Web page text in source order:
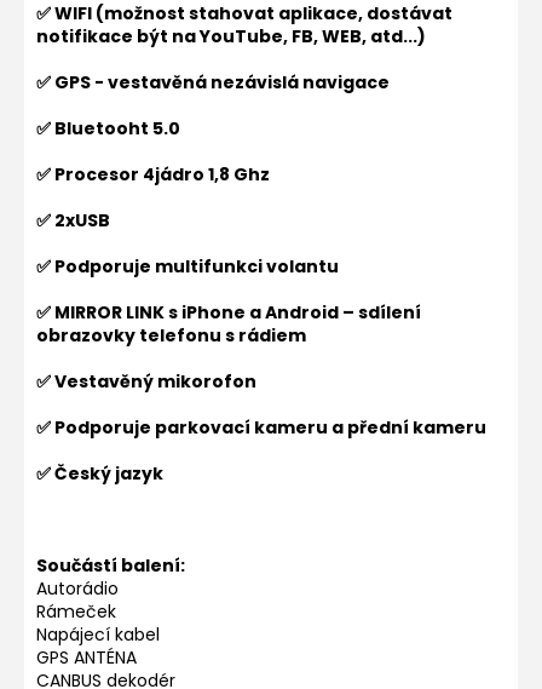
✅ WIFI (možnost stahovat aplikace, dostávat
notifikace být na YouTube, FB, WEB, atd...)
✅ GPS - vestavěná nezávislá navigace
✅ Bluetooht 5.0
✅ Procesor 4jádro 1,8 Ghz
✅ 2xUSB
✅ Podporuje multifunkci volantu
✅ MIRROR LINK s iPhone a Android – sdílení
obrazovky telefonu s rádiem
✅ Vestavěný mikorofon
✅ Podporuje parkovací kameru a přední kameru
✅ Český jazyk
Součástí balení:
Autorádio
Rámeček
Napájecí kabel
GPS ANTÉNA
CANBUS dekodér